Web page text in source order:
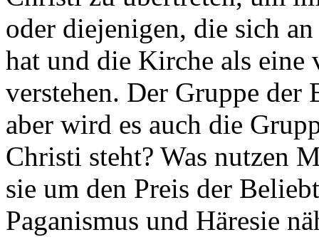
oder diejenigen, die sich
hat und die Kirche als eine
verstehen. Der Gruppe der
aber wird es auch die
Christi steht? Was nutzen
sie um den Preis der
Paganismus und Häresie